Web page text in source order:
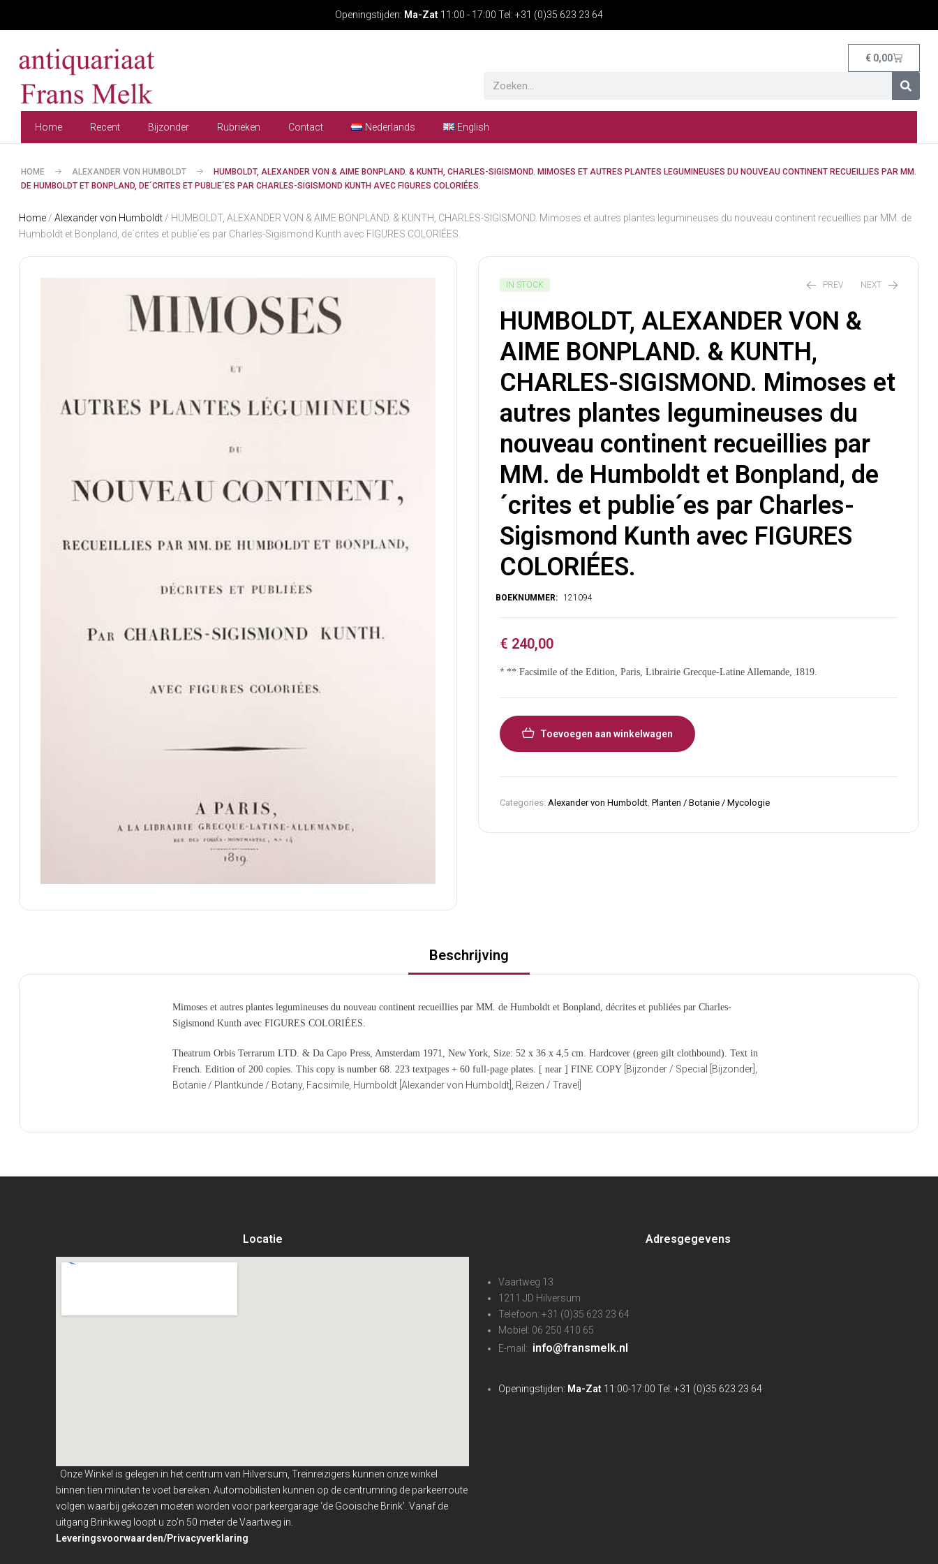
Openingstijden: Ma-Zat 11:00 - 17:00 Tel: +31 (0)35 623 23 64
€ 0,00
Home Recent Bijzonder Rubrieken Contact Nederlands English
HOME ALEXANDER VON HUMBOLDT
HUMBOLDT, ALEXANDER VON & AIME BONPLAND. & KUNTH, CHARLES-SIGISMOND. MIMOSES ET AUTRES PLANTES LEGUMINEUSES DU NOUVEAU CONTINENT RECUEILLIES PAR MM.
DE HUMBOLDT ET BONPLAND, DE´CRITES ET PUBLIE´ES PAR CHARLES-SIGISMOND KUNTH AVEC FIGURES COLORIÉES.
Home / Alexander von Humboldt / HUMBOLDT, ALEXANDER VON & AIME BONPLAND. & KUNTH, CHARLES-SIGISMOND. Mimoses et autres plantes legumineuses du nouveau continent recueillies par MM. de
Humboldt et Bonpland, de´crites et publie´es par Charles-Sigismond Kunth avec FIGURES COLORIÉES.
IN STOCK PREV
€22,00
NEXT
25,00
HUMBOLDT, ALEXANDER VON &
AIME BONPLAND. & KUNTH,
CHARLES-SIGISMOND. Mimoses et
autres plantes legumineuses du
nouveau continent recueillies par
MM. de Humboldt et Bonpland, de
´crites et publie´es par Charles-
Sigismond Kunth avec FIGURES
COLORIÉES.
€ 240,00
* ** Facsimile of the Edition, Paris, Librairie Grecque-Latine Allemande, 1819.
Toevoegen aan winkelwagen
Categories: Alexander von Humboldt, Planten / Botanie / Mycologie
Beschrijving
Mimoses et autres plantes legumineuses du nouveau continent recueillies par MM. de Humboldt et Bonpland, décrites et publiées par Charles-
Sigismond Kunth avec FIGURES COLORIÉES.
Theatrum Orbis Terrarum LTD. & Da Capo Press, Amsterdam 1971, New York, Size: 52 x 36 x 4,5 cm. Hardcover (green gilt clothbound). Text in
French. Edition of 200 copies. This copy is number 68. 223 textpages + 60 full-page plates. [ near ] FINE COPY [Bijzonder / Special [Bijzonder],
Botanie / Plantkunde / Botany, Facsimile, Humboldt [Alexander von Humboldt], Reizen / Travel]
Locatie
Onze Winkel is gelegen in het centrum van Hilversum, Treinreizigers kunnen onze winkel
binnentien minuten te voet bereiken. Automobilisten kunnen op de centrumring de parkeerroute
volgen waarbij gekozen moeten worden voor parkeergarage ‘de Gooische Brink’. Vanaf de
uitgang Brinkweg loopt u zo’n 50 meter de Vaartweg in.
Leveringsvoorwaarden/Privacyverklaring
Adresgegevens
Vaartweg 13
1211 JD Hilversum
Telefoon: +31 (0)35 623 23 64
Mobiel: 06 250 410 65
E-mail: info@fransmelk.nl
Openingstijden: Ma-Zat 11:00-17:00 Tel: +31 (0)35 623 23 64